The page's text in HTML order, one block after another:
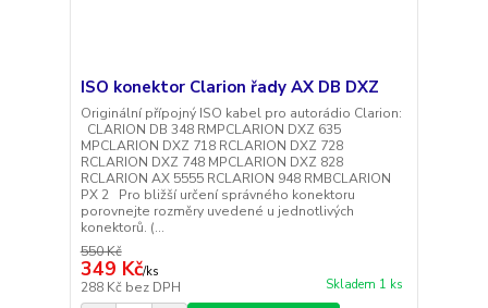
ISO konektor Clarion řady AX DB DXZ
Originální přípojný ISO kabel pro autorádio Clarion:
CLARION DB 348 RMPCLARION DXZ 635
MPCLARION DXZ 718 RCLARION DXZ 728
RCLARION DXZ 748 MPCLARION DXZ 828
RCLARION AX 5555 RCLARION 948 RMBCLARION
PX 2 Pro bližší určení správného konektoru
porovnejte rozměry uvedené u jednotlivých
konektorů. (...
550 Kč
349 Kč/ks
288 Kč bez DPH Skladem 1 ks